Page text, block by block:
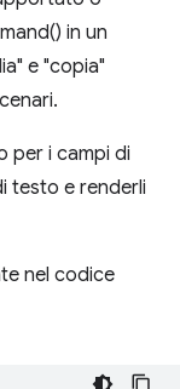
in un
e "copia"
per i campi di
testo e renderli
nel codice